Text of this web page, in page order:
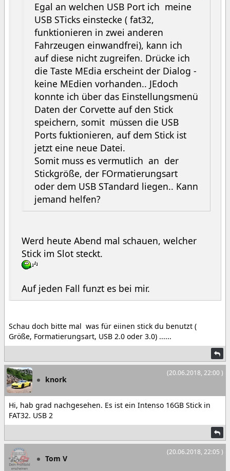
Egal an welchen USB Port ich meine
USB STicks einstecke ( fat32,
funktionieren in zwei anderen
Fahrzeugen einwandfrei), kann ich
auf diese nicht zugreifen. Drücke ich
die Taste MEdia erscheint der Dialog -
keine MEdien vorhanden.. JEdoch
konnte ich über das Einstellungsmenü
Daten der Corvette auf den Stick
speichern, somit müssen die USB
Ports fuktionieren, auf dem Stick ist
jetzt eine neue Datei.
Somit muss es vermutlich an der
Stickgröße, der FOrmatierungsart
oder dem USB STandard liegen.. Kann
jemand helfen?
Werd heute Abend mal schauen, welcher
Stick im Slot steckt.
Auf jeden Fall funzt es bei mir.
Schau doch bitte mal was für eiinen stick du benutzt (
Größe, Formatierungsart, USB 2.0 oder 3.0) ......
(20.06.2018, 22:00 )
knork
Hi, hab grad nachgesehen. Es ist ein Intenso 16GB Stick in
FAT32. USB 2
(20.06.2018, 22:05 )
Tom V